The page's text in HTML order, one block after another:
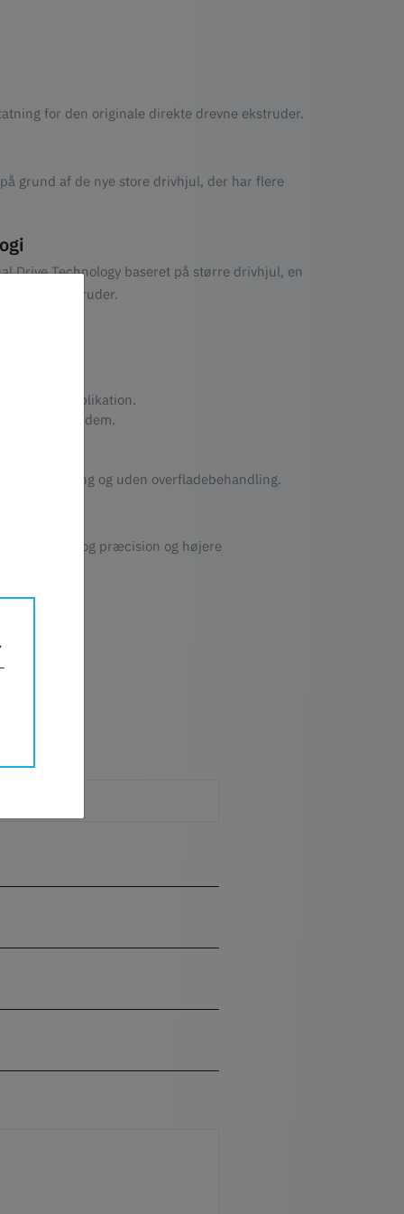
for den originale direkte drevne ekstruder.
grund af de nye store drivhjul, der har flere
Drive Technology baseret på større drivhjul, en
på en ekstruder.
eller applikation.
at rengøre dem.
blegning og uden overfladebehandling.
styrke og præcision og højere